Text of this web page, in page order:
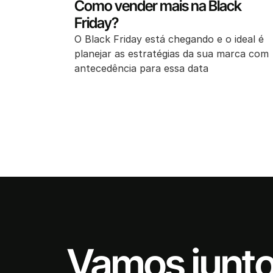
Como vender mais na Black
Friday?
O Black Friday está chegando e o ideal é
planejar as estratégias da sua marca com
antecedência para essa data